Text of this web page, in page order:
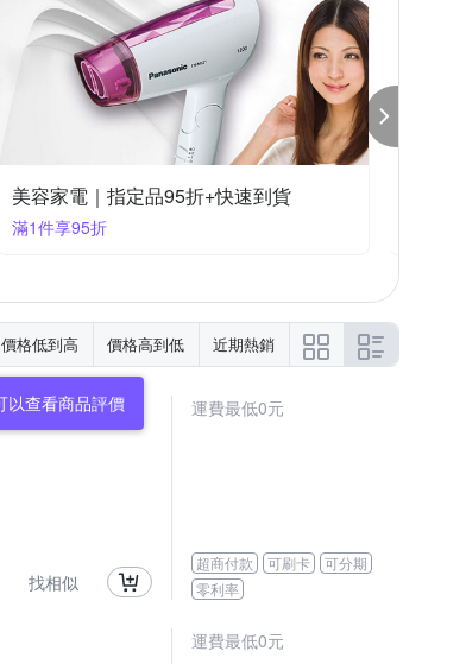
美容家電｜指定品9折
滿1件享9折
價格低到高 價格高到低 近期熱銷
找相似
運費最低0元
超商付款 可刷卡
可分期
零利率
運費最低0元